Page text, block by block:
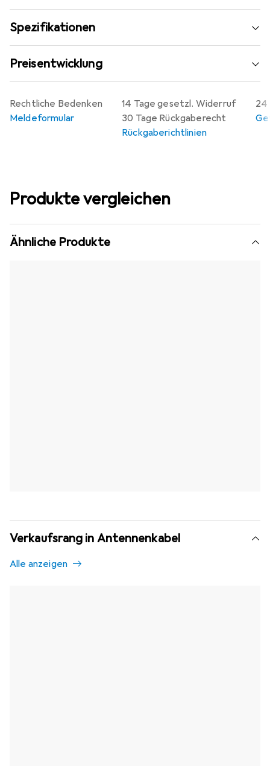
Kabeltyp: sonstige
Impedanz: 75 Ohm
Isolierter Einbau: nein
Spezifikationen
Preisentwicklung
14 Tage gesetzl. Widerruf
30 Tage Rückgaberecht
Rückgaberichtlinien
24
Rechtliche Bedenken
Meldeformular
Produkte vergleichen
Ähnliche Produkte
Verkaufsrang in Antennenkabel
Alle anzeigen